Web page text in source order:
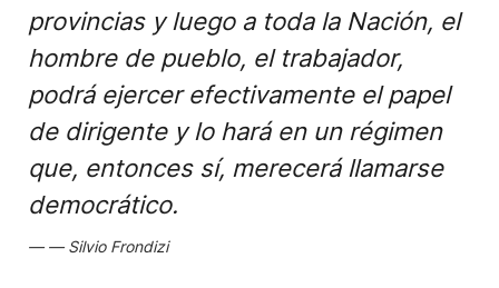
provincias y luego a toda la Nación, el
hombre de pueblo, el trabajador,
podrá ejercer efectivamente el papel
de dirigente y lo hará en un régimen
que, entonces sí, merecerá llamarse
democrático.
Silvio Frondizi